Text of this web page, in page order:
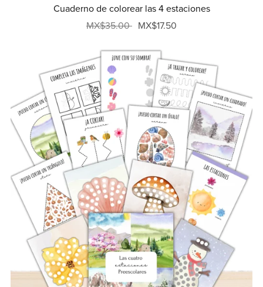
Cuaderno de colorear las 4 estaciones
MX$35.00 MX$17.50